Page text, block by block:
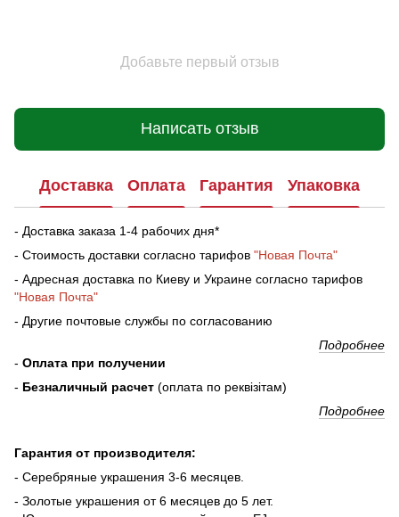
Добавьте первый отзыв
Написать отзыв
Доставка Оплата Гарантия Упаковка
- Доставка заказа 1-4 рабочих дня*
- Стоимость доставки согласно тарифов "Новая Почта"
- Адресная доставка по Киеву и Украине согласно тарифов
"Новая Почта"
- Другие почтовые службы по согласованию
Подробнее
- Оплата при получении
- Безналичный расчет (оплата по реквізітам)
Подробнее
Гарантия от производителя:
- Серебряные украшения 3-6 месяцев.
- Золотые украшения от 6 месяцев до 5 лет.